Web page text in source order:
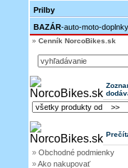
Prilby
BAZÁR-auto-moto-doplnky
» Cenník NorcoBikes.sk
» Obchodné podmienky
»Ako nakupovať